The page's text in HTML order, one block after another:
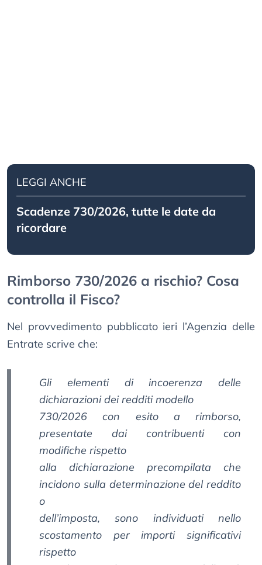
LEGGI ANCHE
Scadenze 730/2026, tutte le date da
ricordare
Rimborso 730/2026 a rischio? Cosa
controlla il Fisco?
Nel provvedimento pubblicato ieri l’Agenzia delle
Entrate scrive che:
Gli elementi di incoerenza delle
dichiarazioni dei redditi modello
730/2026 con esito a rimborso,
presentate dai contribuenti con
modifiche rispetto
alla dichiarazione precompilata che
incidono sulla determinazione del reddito
o
dell’imposta, sono individuati nello
scostamento per importi significativi
rispetto